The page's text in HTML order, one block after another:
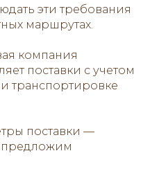
эти требования
маршрутах.
компания
поставки с учетом
транспортировке
поставки —
предложим